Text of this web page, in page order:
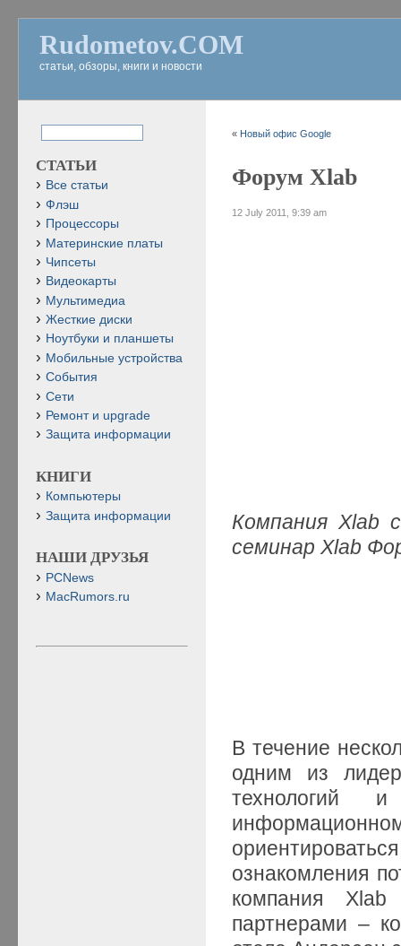
Rudometov.COM
статьи, обзоры, книги и новости
« Новый офис Google
Форум Xlab
12 July 2011, 9:39 am
Компания Xlab
семинарXlab
В течение
одним из
технологий
ознакомления
компания Xlab
партнерами –
СТАТЬИ
Все статьи
Флэш
Процессоры
Материнские платы
Чипсеты
Видеокарты
Мультимедиа
Жесткие диски
Ноутбуки и планшеты
Мобильные устройства
События
Сети
Ремонт и upgrade
Защита информации
КНИГИ
Компьютеры
Защита информации
НАШИ ДРУЗЬЯ
PCNews
MacRumors.ru